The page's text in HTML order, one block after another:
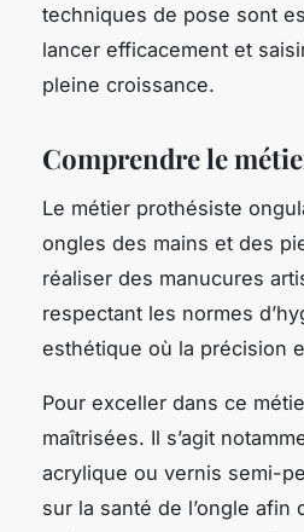
techniques de pose sont
lancer efficacement et
pleine croissance.
Comprendre le
Le métier prothésiste
ongles des mains et des
réaliser des manucures
respectant les normes
esthétique où la précision
Pour exceller dans ce
maîtrisées. Il s’agit
acrylique ou vernis semi-
sur la santé de l’ongle afin